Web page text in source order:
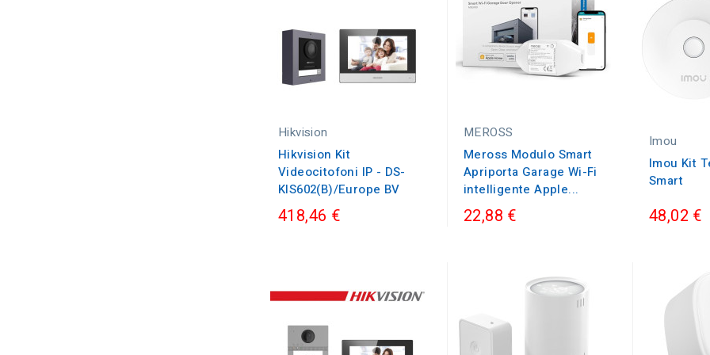
Hikvision
Hikvision Kit
Videocitofoni IP - DS-
KIS602(B)/Europe BV
418,46 €
MEROSS
Meross Modulo Smart
Apriporta Garage Wi-Fi
intelligente Apple...
22,88 €
Imou
Imou Kit
Smart
48,02 €